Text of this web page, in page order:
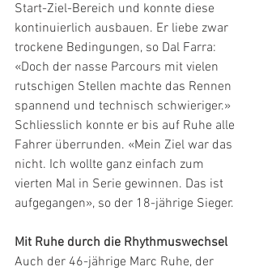
Start-Ziel-Bereich und konnte diese
kontinuierlich ausbauen. Er liebe zwar
trockene Bedingungen, so Dal Farra:
«Doch der nasse Parcours mit vielen
rutschigen Stellen machte das Rennen
spannend und technisch schwieriger.»
Schliesslich konnte er bis auf Ruhe alle
Fahrer überrunden. «Mein Ziel war das
nicht. Ich wollte ganz einfach zum
vierten Mal in Serie gewinnen. Das ist
aufgegangen», so der 18-jährige Sieger.
Mit Ruhe durch die Rhythmuswechsel
Auch der 46-jährige Marc Ruhe, der